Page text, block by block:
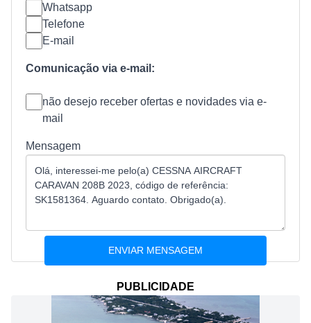
Whatsapp
Telefone
E-mail
Comunicação via e-mail:
não desejo receber ofertas e novidades via e-
mail
Mensagem
PUBLICIDADE